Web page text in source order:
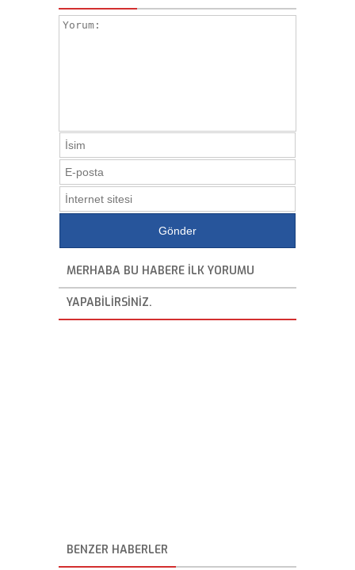
MERHABA BU HABERE ILK YORUMU
YAPABILIRSINIZ.
BENZER HABERLER